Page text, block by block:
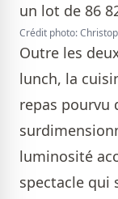
Crédit photo:
Outre les
lunch, la
repas pourvu
luminosité
spectacle qui